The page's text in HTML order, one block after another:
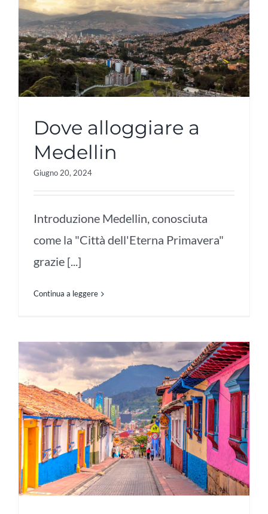
Dove alloggiare a
Medellin
Giugno 20, 2024
Introduzione Medellin, conosciuta
come la "Città dell'Eterna Primavera"
grazie [...]
Continua a leggere